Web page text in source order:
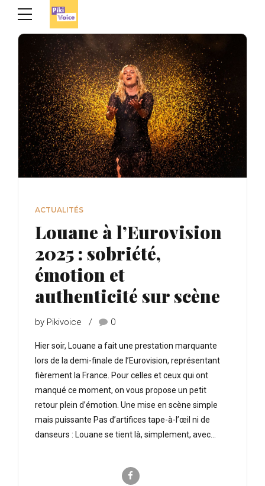
ACTUALITÉS
Louane à l’Eurovision
2025 : sobriété,
émotion et
authenticité sur scène
by Pikivoice 0
Hier soir, Louane a fait une prestation marquante
lors de la demi-finale de l’Eurovision, représentant
fièrement la France. Pour celles et ceux qui ont
manqué ce moment, on vous propose un petit
retour plein d’émotion. Une mise en scène simple
mais puissante Pas d’artifices tape-à-l’œil ni de
danseurs : Louane se tient là, simplement, avec...